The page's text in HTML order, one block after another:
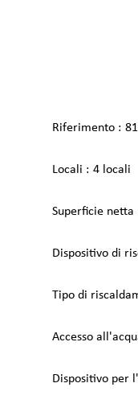
Riferimento
Locali 4 locali
Superficie netta
Dispositivo di
Tipo di
Accesso
Dispositivo per